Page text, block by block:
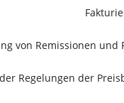
von Remissionen und
Regelungen der